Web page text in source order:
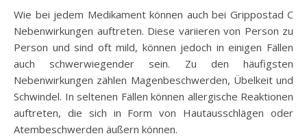
Wie bei jedem Medikament können auch bei Grippostad C
Nebenwirkungen auftreten. Diese variieren von Person zu
Person und sind oft mild, können jedoch in einigen Fällen
auch schwerwiegender sein. Zu den häufigsten
Nebenwirkungen zählen Magenbeschwerden, Übelkeit und
Schwindel. In seltenen Fällen können allergische Reaktionen
auftreten, die sich in Form von Hautausschlägen oder
Atembeschwerden äußern können.